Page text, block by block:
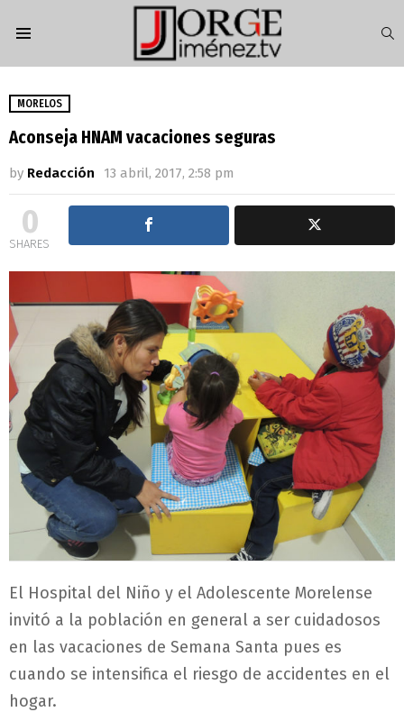
MORELOS
Aconseja HNAM vacaciones seguras
by Redacción 13 abril, 2017, 2:58 pm
0
SHARES
El Hospital del Niño y el Adolescente Morelense
invitó a la población en general a ser cuidadosos
en las vacaciones de Semana Santa pues es
cuando se intensifica el riesgo de accidentes en el
hogar.